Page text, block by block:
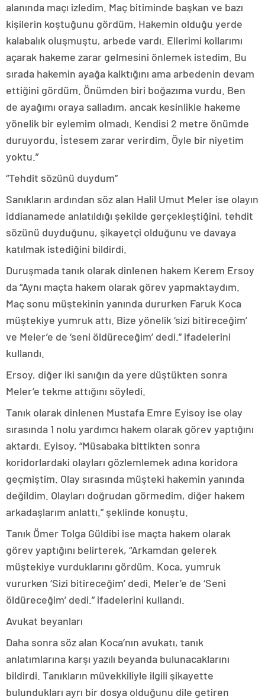
alanında maçı izledim. Maç bitiminde başkan ve bazı
kişilerin koştuğunu gördüm. Hakemin olduğu yerde
kalabalık oluşmuştu, arbede vardı. Ellerimi kollarımı
açarak hakeme zarar gelmesini önlemek istedim. Bu
sırada hakemin ayağa kalktığını ama arbedenin devam
ettiğini gördüm. Önümden biri boğazıma vurdu. Ben
de ayağımı oraya salladım, ancak kesinlikle hakeme
yönelik bir eylemim olmadı. Kendisi 2 metre önümde
duruyordu. İstesem zarar verirdim. Öyle bir niyetim
yoktu.”
“Tehdit sözünü duydum”
Sanıkların ardından söz alan Halil Umut Meler ise olayın
iddianamede anlatıldığı şekilde gerçekleştiğini, tehdit
sözünü duyduğunu, şikayetçi olduğunu ve davaya
katılmak istediğini bildirdi.
Duruşmada tanık olarak dinlenen hakem Kerem Ersoy
da “Aynı maçta hakem olarak görev yapmaktaydım.
Maç sonu müştekinin yanında dururken Faruk Koca
müştekiye yumruk attı. Bize yönelik ‘sizi bitireceğim’
ve Meler’e de ‘seni öldüreceğim’ dedi.” ifadelerini
kullandı.
Ersoy, diğer iki sanığın da yere düştükten sonra
Meler’e tekme attığını söyledi.
Tanık olarak dinlenen Mustafa Emre Eyisoy ise olay
sırasında 1 nolu yardımcı hakem olarak görev yaptığını
aktardı. Eyisoy, “Müsabaka bittikten sonra
koridorlardaki olayları gözlemlemek adına koridora
geçmiştim. Olay sırasında müşteki hakemin yanında
değildim. Olayları doğrudan görmedim, diğer hakem
arkadaşlarım anlattı.” şeklinde konuştu.
Tanık Ömer Tolga Güldibi ise maçta hakem olarak
görev yaptığını belirterek, “Arkamdan gelerek
müştekiye vurduklarını gördüm. Koca, yumruk
vururken ‘Sizi bitireceğim’ dedi. Meler’e de ‘Seni
öldüreceğim’ dedi.” ifadelerini kullandı.
Avukat beyanları
Daha sonra söz alan Koca’nın avukatı, tanık
anlatımlarına karşı yazılı beyanda bulunacaklarını
bildirdi. Tanıkların müvekkiliyle ilgili şikayette
bulundukları ayrı bir dosya olduğunu dile getiren